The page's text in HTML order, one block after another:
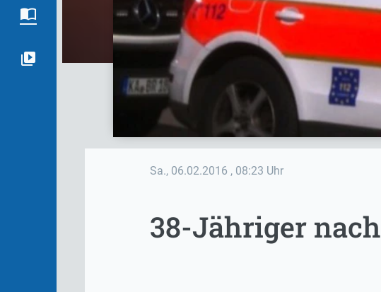
Sa., 06.02.2016 , 08:23 Uhr
38-Jähriger